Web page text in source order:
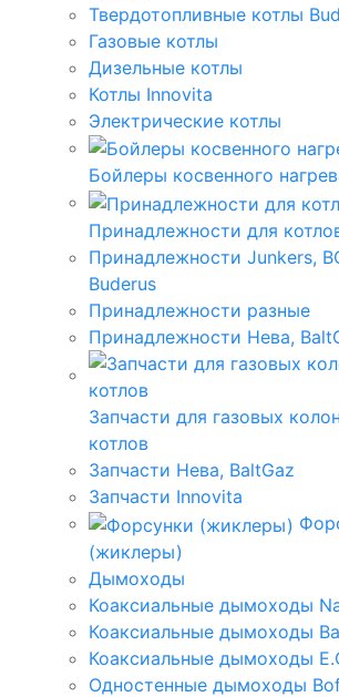
Твердотопливные котлы
Газовые котлы
Дизельные котлы
Котлы Innovita
Электрические котлы
Бойлеры косвенного
Принадлежности для
Принадлежности Junkers,
Buderus
Принадлежности разные
Принадлежности Нева,
Запчасти для газовых
котлов
Запчасти Нева, BaltGaz
Запчасти Innovita
(жиклеры)
Дымоходы
Коаксиальные дымоходы
Коаксиальные дымоходы
Коаксиальные дымоходы
Одностенные дымоходы